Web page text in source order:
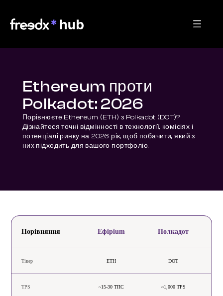
Ethereum проти
Polkadot: 2026
Порівнюєте Ethereum (ETH) з Polkadot (DOT)?
Дізнайтеся точні відмінності в технології, комісіях і
потенціалі ринку на 2026 рік, щоб побачити, який з
них підходить для вашого портфоліо.
Порівняння Ефірium Полкадот
Тікер ETH DOT
TPS ~15-30 ТПС ~1,000 TPS